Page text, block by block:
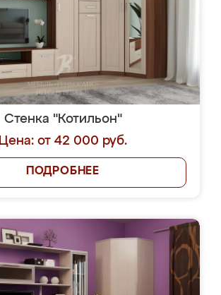
Стенка "Котильон"
Цена: от 42 000 руб.
ПОДРОБНЕЕ